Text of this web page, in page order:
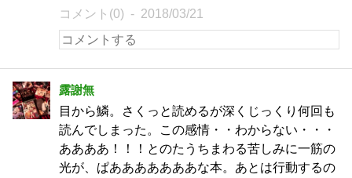
コメント(0) 2018/03/21
露謝無
目から鱗。さくっと読めるが深くじっくり何回も
読んでしまった。この感情・・わからない・・・
ああああ！！！とのたうちまわる苦しみに一筋の
光が、ぱあああああああな本。あとは行動するの